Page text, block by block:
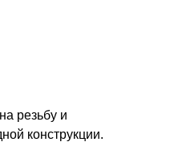
резьбу и
конструкции.